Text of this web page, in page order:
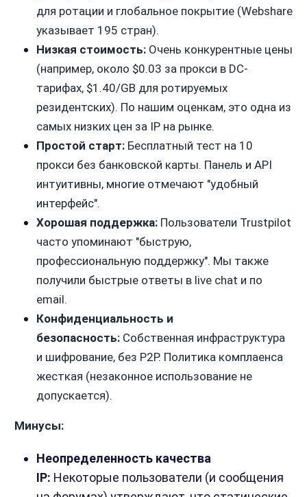
для ротации и глобальное покрытие (Webshare
указывает 195 стран).
Низкая стоимость:Очень конкурентные цены
(например, около $0.03 за прокси в DC-
тарифах, $1.40/GB для ротируемых
резидентских). По нашим оценкам, это одна из
самых низких цен за IP на рынке.
Простой старт:Бесплатный тест на 10
прокси без банковской карты. Панель и API
интуитивны, многие отмечают "удобный
интерфейс".
Хорошая поддержка:Пользователи Trustpilot
часто упоминают "быструю,
профессиональную поддержку". Мы также
получили быстрые ответы в live chat и по
email.
Конфиденциальность и
безопасность:Собственная инфраструктура
и шифрование, без P2P. Политика комплаенса
жесткая (незаконное использование не
допускается).
Минусы:
Неопределенность качества
IP: Некоторые пользователи (и сообщения